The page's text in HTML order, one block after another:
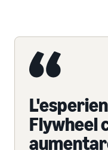
Flywheel